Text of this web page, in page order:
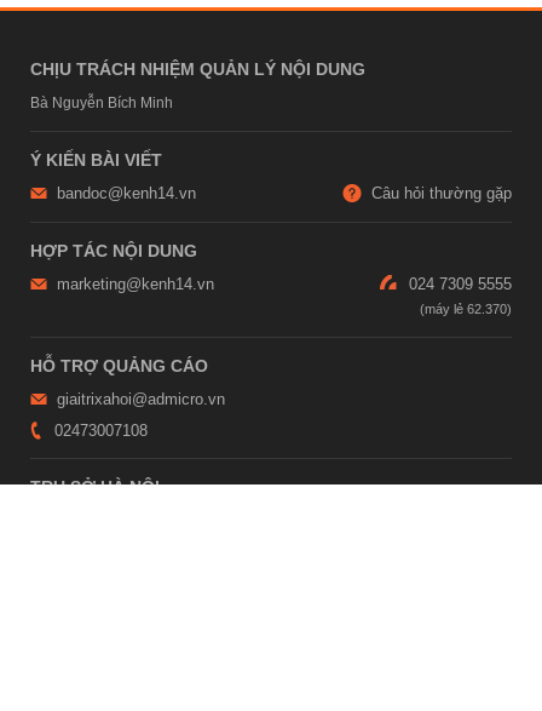
CHỊU TRÁCH NHIỆM QUẢN LÝ NỘI DUNG
Bà Nguyễn Bích Minh
Ý KIẾN BÀI VIẾT
bandoc@kenh14.vn Câu hỏi thường gặp
HỢP TÁC NỘI DUNG
marketing@kenh14.vn 024 7309 5555
HỖ TRỢ QUẢNG CÁO
giaitrixahoi@admicro.vn
02473007108
TRỤ SỞ HÀ NỘI